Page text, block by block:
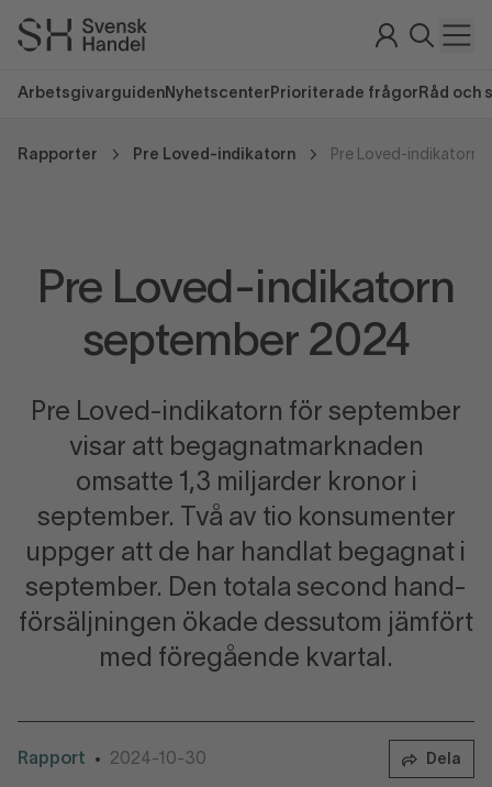
Arbetsgivarguiden Nyhetscenter Prioriterade frågor Råd och
Rapporter Pre Loved-indikatorn Pre Loved-indikatorn
Pre Loved-indikatorn
september 2024
Pre Loved-indikatorn för september
visar att begagnatmarknaden
omsatte 1,3 miljarder kronor i
september. Två av tio konsumenter
uppger att de har handlat begagnat i
september. Den totala second hand-
försäljningen ökade dessutom jämfört
med föregående kvartal.
Rapport • 2024-10-30 Dela